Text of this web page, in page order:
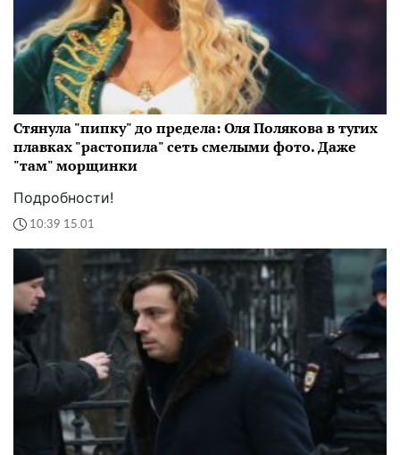
Стянула "пипку" до предела: Оля Полякова в тугих
плавках "растопила" сеть смелыми фото. Даже
"там" морщинки
Подробности!
10:39 15.01